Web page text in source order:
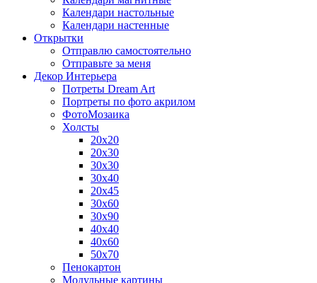
Календари настольные
Календари настенные
Открытки
Отправлю самостоятельно
Отправьте за меня
Декор Интерьера
Потреты Dream Art
Портреты по фото акрилом
ФотоМозаика
Холсты
20х20
20х30
30х30
30х40
20х45
30х60
30х90
40х40
40х60
50х70
Пенокартон
Модульные картины